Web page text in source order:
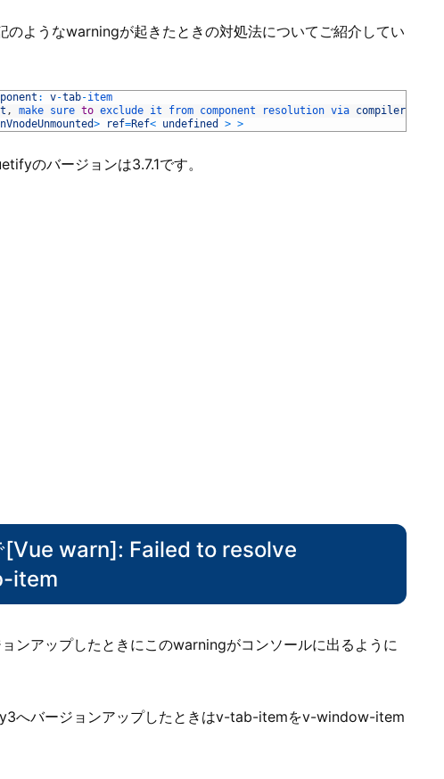
ようなwarningが起きたときの対処法についてご紹介してい
: v-tab-item
, make sure to exclude it from component resolution via compilerOptions
> ref=Ref< undefined > >
のバージョンは3.7.1です。
warn]: Failed to resolve
item
ンアップしたときにこのwarningがコンソールに出るように
へバージョンアップしたときはv-tab-itemをv-window-item